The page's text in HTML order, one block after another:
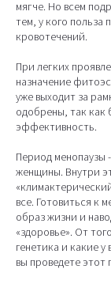
мягче. Но всем
тем, у кого
кровотечений.
При легких
назначение
уже выходит за
одобрены, так как
эффективность.
Период менопаузы
женщины. Внутри
все. Готовиться к
образ жизни и
«здоровье». От
генетика и какие у
вы проведете этот